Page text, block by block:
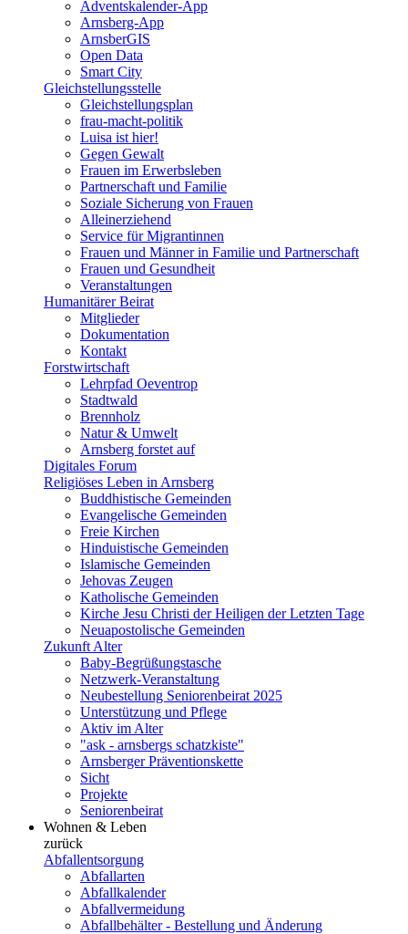
Adventskalender-App
Arnsberg-App
ArnsberGIS
Open Data
Smart City
Gleichstellungsstelle
Gleichstellungsplan
frau-macht-politik
Luisa ist hier!
Gegen Gewalt
Frauen im Erwerbsleben
Partnerschaft und Familie
Soziale Sicherung von Frauen
Alleinerziehend
Service für Migrantinnen
Frauen und Männer in Familie und Partnerschaft
Frauen und Gesundheit
Veranstaltungen
Humanitärer Beirat
Mitglieder
Dokumentation
Kontakt
Forstwirtschaft
Lehrpfad Oeventrop
Stadtwald
Brennholz
Natur & Umwelt
Arnsberg forstet auf
Digitales Forum
Religiöses Leben in Arnsberg
Buddhistische Gemeinden
Evangelische Gemeinden
Freie Kirchen
Hinduistische Gemeinden
Islamische Gemeinden
Jehovas Zeugen
Katholische Gemeinden
Kirche Jesu Christi der Heiligen der Letzten Tage
Neuapostolische Gemeinden
Zukunft Alter
Baby-Begrüßungstasche
Netzwerk-Veranstaltung
Neubestellung Seniorenbeirat 2025
Unterstützung und Pflege
Aktiv im Alter
"ask - arnsbergs schatzkiste"
Arnsberger Präventionskette
Sicht
Projekte
Seniorenbeirat
Wohnen & Leben
zurück
Abfallentsorgung
Abfallarten
Abfallkalender
Abfallvermeidung
Abfallbehälter - Bestellung und Änderung